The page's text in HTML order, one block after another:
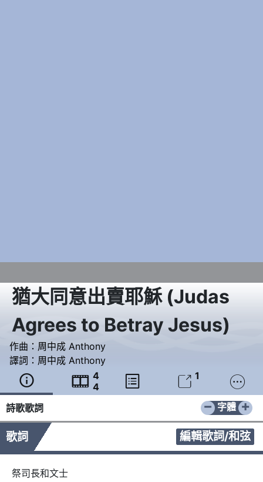
猶大同意出賣耶穌(Judas
Agrees to Betray Jesus)
作曲： 周中成 Anthony
譯詞： 周中成 Anthony
  4
4
  1 
詩歌歌詞 − +
字體
歌詞 編輯歌詞/和弦
祭司長和文士